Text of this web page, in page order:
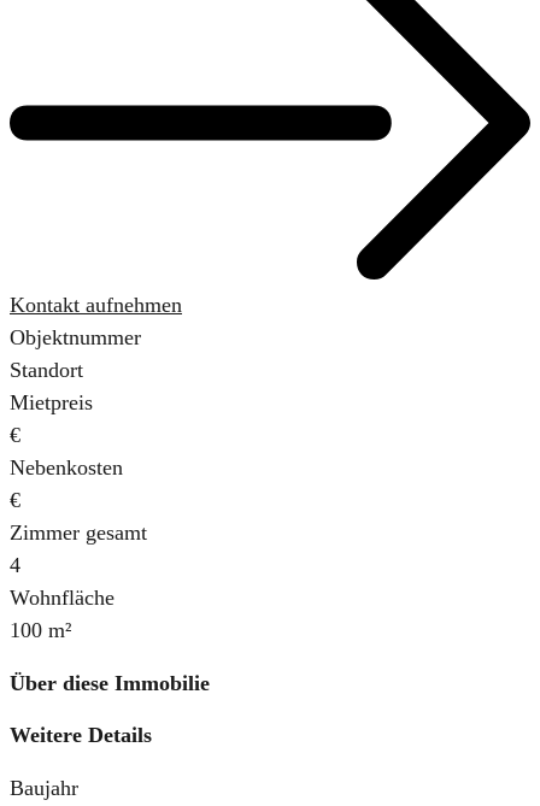
Kontakt aufnehmen
Objektnummer
Standort
Mietpreis
€
Nebenkosten
€
Zimmer gesamt
4
Wohnfläche
100 m²
Über diese Immobilie
Weitere Details
Baujahr